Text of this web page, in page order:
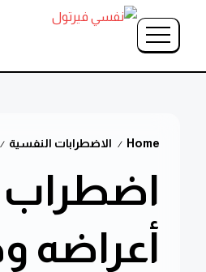
Home
/ الاضطرابات النفسية /
اضطراب
أعراضه